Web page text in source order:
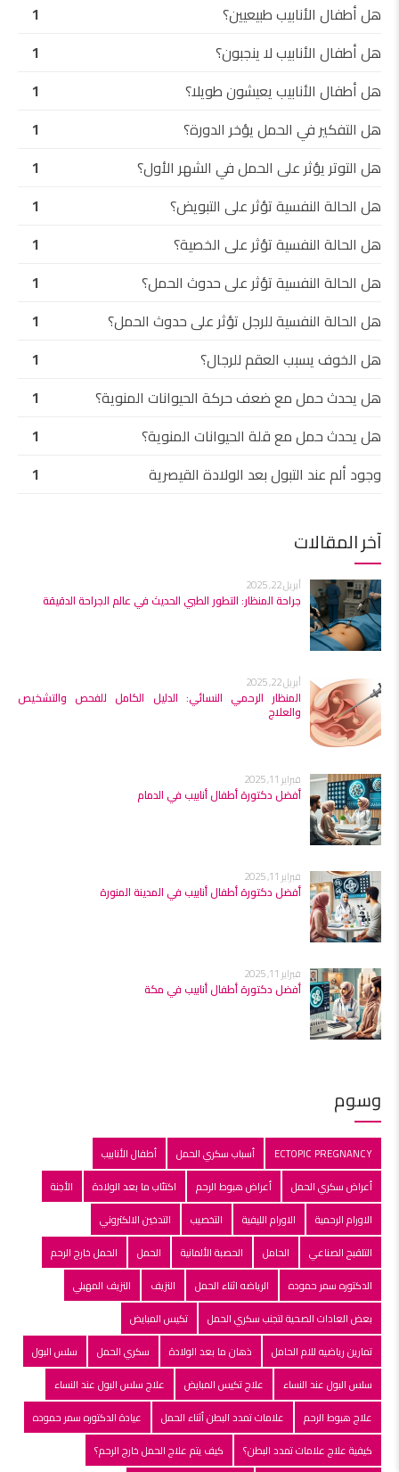
هل أطفال الأنابيب طبيعيين؟
1
هل أطفال الأنابيب لا ينجبون؟
1
هل أطفال الأنابيب يعيشون طويلا؟
1
هل التفكير في الحمل يؤخر الدورة؟
1
هل التوتر يؤثر على الحمل في الشهر الأول؟
1
هل الحالة النفسية تؤثر على التبويض؟
1
هل الحالة النفسية تؤثر على الخصية؟
1
هل الحالة النفسية تؤثر على حدوث الحمل؟
1
هل الحالة النفسية للرجل تؤثر على حدوث الحمل؟
1
هل الخوف يسبب العقم للرجال؟
1
هل يحدث حمل مع ضعف حركة الحيوانات المنوية؟
1
هل يحدث حمل مع قلة الحيوانات المنوية؟
1
وجود ألم عند التبول بعد الولادة القيصرية
1
آخر المقالات
أبريل 22, 2025
جراحة المنظار: التطور الطبي الحديث في عالم الجراحة الدقيقة
أبريل 22, 2025
المنظار الرحمي النسائي: الدليل الكامل للفحص والتشخيص
والعلاج
فبراير 11, 2025
أفضل دكتورة أطفال أنابيب في الدمام
فبراير 11, 2025
أفضل دكتورة أطفال أنابيب في المدينة المنورة
فبراير 11, 2025
أفضل دكتورة أطفال أنابيب في مكة
وسوم
ECTOPIC PREGNANCY أسباب سكري الحمل
أطفال الأنابيب
أعراض سكري الحمل
أعراض هبوط الرحم اكتئاب ما بعد الولادة
الأجنة
الاورام الرحمية
الاورام الليفية التخصيب
التدخين الالكتروني
التلقبح الصناعي
الحامل الحصبة الألمانية الحمل
الحمل خارج الرحم
الدكتوره سمر حموده
الرياضه اثناء الحمل النزيف
النزيف المهبلي
بعض العادات الصحية لتجنب سكري الحمل
تكيس المبايض
تمارين رياضيه للام الحامل
ذهان ما بعد الولادة سكري الحمل
سلس البول
سلس البول عند النساء
علاج تكيس المبايض
علاج سلس البول عند النساء
علاج هبوط الرحم
علامات تمدد البطن أثناء الحمل
عيادة الدكتوره سمر حموده
كيفية علاج علامات تمدد البطن؟
كيف يتم علاج الحمل خارج الرحم؟